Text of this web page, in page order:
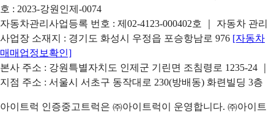
호 : 2023-강원인제-0074
자동차관리사업등록 번호 : 제02-4123-000402호 ｜ 자동차 관리
사업장 소재지 : 경기도 화성시 우정읍 포승항남로 976 [자동차
매매업정보확인]
본사 주소 : 강원특별자치도 인제군 기린면 조침령로 1235-24 ｜
지점 주소 : 서울시 서초구 동작대로 230(방배동) 화련빌딩 3층
아이트럭 인증중고트럭은 ㈜아이트럭이 운영합니다. ㈜아이트